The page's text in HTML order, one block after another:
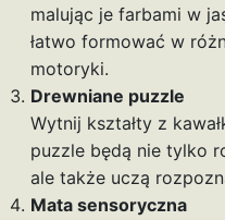
malując je farbami w
łatwo formować w
motoryki.
Drewniane puzzle
Wytnij kształty z
puzzle będą nie tylko
ale także uczą
Mata sensoryczna